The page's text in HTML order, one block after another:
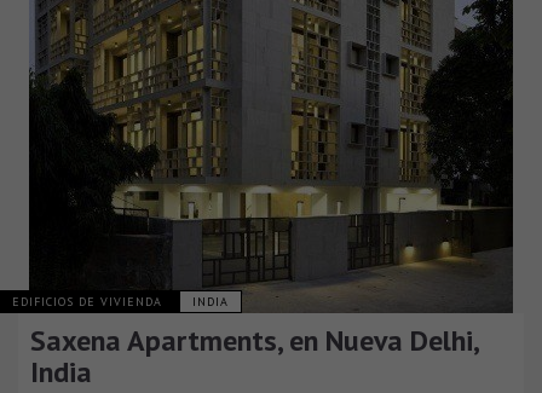
EDIFICIOS DE VIVIENDA INDIA
Saxena Apartments, en Nueva Delhi,
India